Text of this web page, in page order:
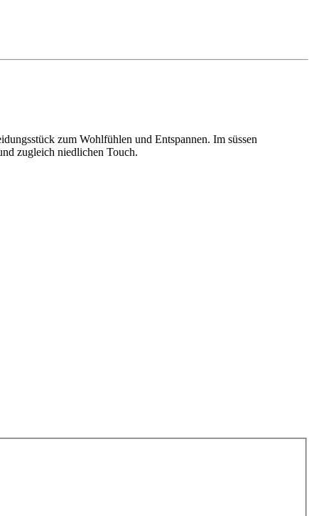
zum Wohlfühlen und Entspannen. Im süssen
zugleich niedlichen Touch.